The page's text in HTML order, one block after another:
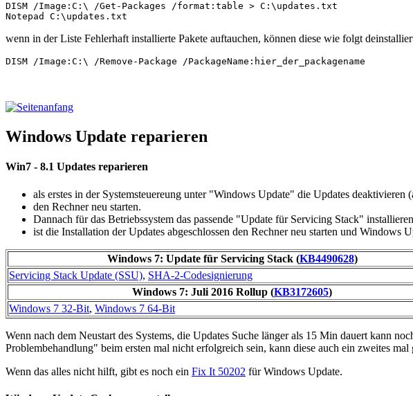
DISM /Image:C:\ /Get-Packages /format:table > C:\updates.txt
Notepad C:\updates.txt
wenn in der Liste Fehlerhaft installierte Pakete auftauchen, können diese wie folgt
DISM /Image:C:\ /Remove-Package /PackageName:hier_der_packagename
Windows Update reparieren
Win7 - 8.1 Updates reparieren
als erstes in der Systemsteuereung unter "Windows Update" die Updates deaktivieren
den Rechner neu starten.
Dannach für das Betriebssystem das passende "Update für Servicing Stack"
ist die Installation der Updates abgeschlossen den Rechner neu starten und Windows
Windows 7: Update für Servicing Stack (KB4490628)
Servicing Stack Update (SSU), SHA-2-Codesignierung
Windows 7: Juli 2016 Rollup (KB3172605)
Windows 7 32-Bit, Windows 7 64-Bit
Wenn nach dem Neustart des Systems, die Updates Suche länger als 15 Min dauert kann
Problembehandlung" beim ersten mal nicht erfolgreich sein, kann diese auch ein zweites mal
Wenn das alles nicht hilft, gibt es noch ein Fix It 50202 für Windows Update.